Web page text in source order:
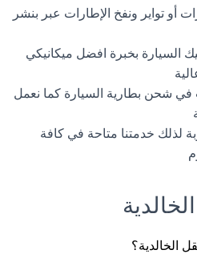
أو تواير ونفخ الإطارات عبر بنشر
السيارة بخبرة افضل ميكانيكي
شحن بطارية السيارة كما نعمل
لذلك خدمتنا متاحة في كافة
الخالدية؟